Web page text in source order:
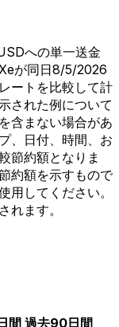
への単一送金
が同日8/5/2026
ートを比較して計
された例について
含まない場合があ
、日付、時間、お
節約額となりま
約額を示すもので
用してください。
れます。
間 過去90日間